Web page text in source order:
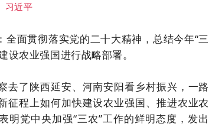
习近平
面贯彻落实党的二十大精神，总结今年“三
设农业强国进行战略部署。
去了陕西延安、河南安阳看乡村振兴，一路
征程上如何加快建设农业强国、推进农业农
明党中央加强“三农”工作的鲜明态度，发出